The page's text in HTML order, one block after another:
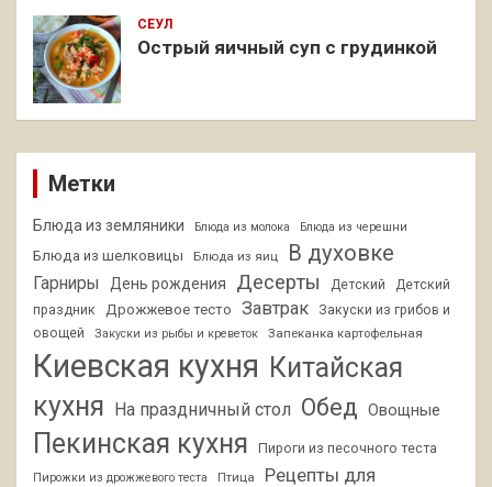
СЕУЛ
Острый яичный суп с грудинкой
Метки
Блюда из земляники Блюда из молока Блюда из черешни
Блюда из шелковицы Блюда из яиц В духовке
Гарниры День рождения Десерты Детский
Детский
праздник
Дрожжевое тесто Завтрак
Закуски из грибов и
овощей
Закуски из рыбы и креветок Запеканка картофельная
Киевская кухня Китайская
кухня На праздничный стол Обед Овощные
Пекинская кухня Пироги из песочного теста
Пирожки из дрожжевого теста Птица
Рецепты для